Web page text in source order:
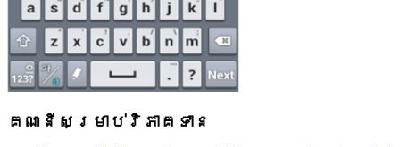
គណនីសម្រាប់វិភាគទាន